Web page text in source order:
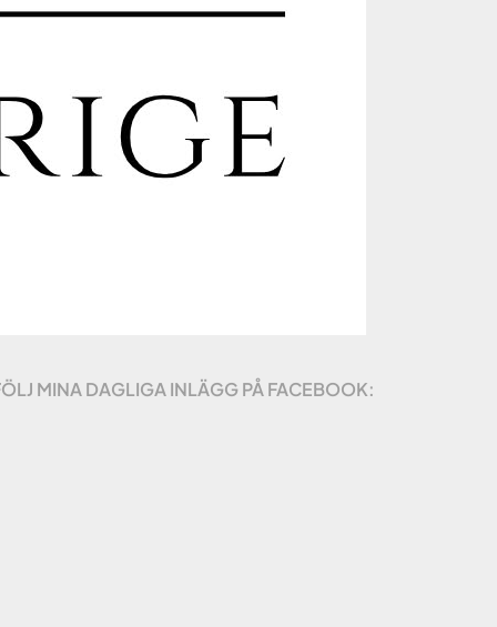
MINA DAGLIGA INLÄGG PÅ FACEBOOK: